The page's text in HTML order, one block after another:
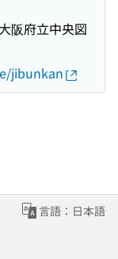
阪府立中央図
jibunkan
言語：日本語